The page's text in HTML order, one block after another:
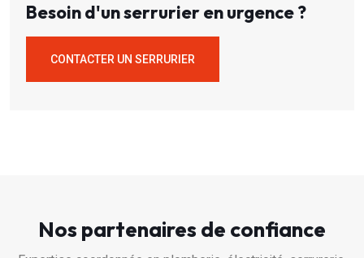
Besoin d'un serrurier en urgence ?
CONTACTER UN SERRURIER
Nos partenaires de confiance